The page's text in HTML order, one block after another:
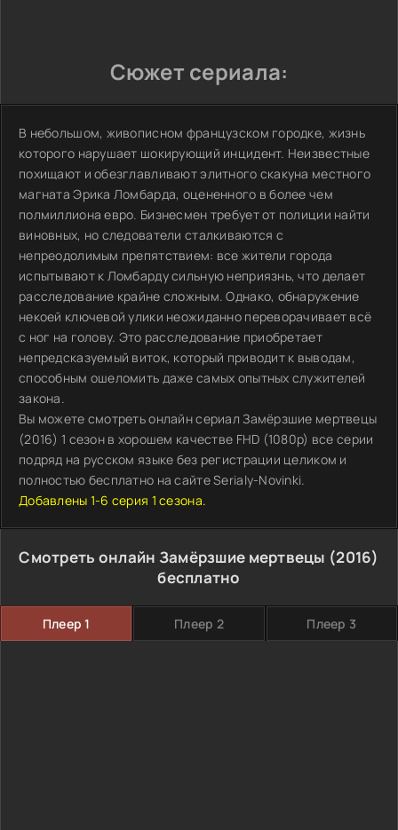
Сюжет сериала:
В небольшом, живописном французском городке, жизнь
которого нарушает шокирующий инцидент. Неизвестные
похищают и обезглавливают элитного скакуна местного
магната Эрика Ломбарда, оцененного в более чем
полмиллиона евро. Бизнесмен требует от полиции найти
виновных, но следователи сталкиваются с
непреодолимым препятствием: все жители города
испытывают к Ломбарду сильную неприязнь, что делает
расследование крайне сложным. Однако, обнаружение
некоей ключевой улики неожиданно переворачивает всё
с ног на голову. Это расследование приобретает
непредсказуемый виток, который приводит к выводам,
способным ошеломить даже самых опытных служителей
закона.
Вы можете смотреть онлайн сериал Замёрзшие мертвецы
(2016) 1 сезон в хорошем качестве FHD (1080p) все серии
подряд на русском языке без регистрации целиком и
полностью бесплатно на сайте Serialy-Novinki.
Добавлены 1-6 серия 1 сезона.
Смотреть онлайн Замёрзшие мертвецы (2016)
бесплатно
Плеер 1 Плеер 2 Плеер 3